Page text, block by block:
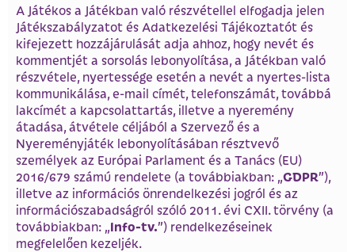
A Játékos a Játékban való részvétellel elfogadja jelen
Játékszabályzatot és Adatkezelési Tájékoztatót és
kifejezett hozzájárulását adja ahhoz, hogy nevét és
kommentjét a sorsolás lebonyolítása, a Játékban való
részvétele, nyertessége esetén a nevét a nyertes-lista
kommunikálása, e-mail címét, telefonszámát, továbbá
lakcímét a kapcsolattartás, illetve a nyeremény
átadása, átvétele céljából a Szervező és a
Nyereményjáték lebonyolításában résztvevő
személyek az Európai Parlament és a Tanács (EU)
2016/679 számú rendelete (a továbbiakban: „GDPR”),
illetve az információs önrendelkezési jogról és az
információszabadságról szóló 2011. évi CXII. törvény (a
továbbiakban: „Info-tv.”) rendelkezéseinek
megfelelően kezeljék.